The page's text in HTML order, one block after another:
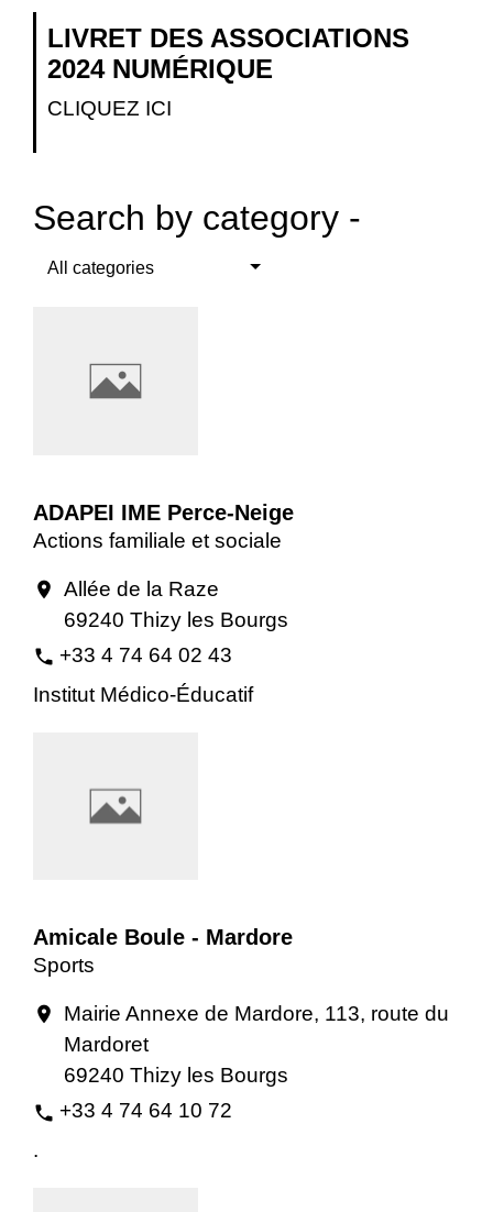
LIVRET DES ASSOCIATIONS
2024 NUMÉRIQUE
CLIQUEZ ICI
Search by category -
All categories
ADAPEI IME Perce-Neige
Actions familiale et sociale
location_on Allée de la Raze
69240 Thizy les Bourgs
phone +33 4 74 64 02 43
Institut Médico-Éducatif
Amicale Boule - Mardore
Sports
location_on
Mairie Annexe de Mardore, 113, route du
Mardoret
69240 Thizy les Bourgs
phone +33 4 74 64 10 72
.